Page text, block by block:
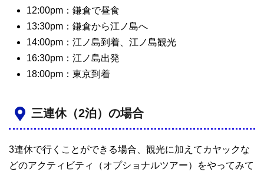
12:00pm：鎌倉で昼食
13:30pm：鎌倉から江ノ島へ
14:00pm：江ノ島到着、江ノ島観光
16:30pm：江ノ島出発
18:00pm：東京到着
三連休（2泊）の場合
3連休で行くことができる場合、観光に加えてカヤックな
どのアクティビティ（オプショナルツアー）をやってみて